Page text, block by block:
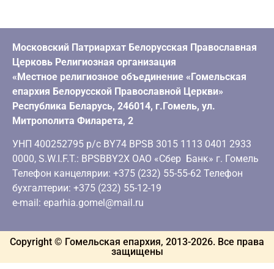
Московский Патриархат Белорусская Православная
Церковь Религиозная организация
«Местное религиозное объединение «Гомельская
епархия Белорусской Православной Церкви»
Республика Беларусь, 246014, г.Гомель, ул.
Митрополита Филарета, 2
УНП 400252795 р/с BY74 BPSB 3015 1113 0401 2933
0000, S.W.I.F.T.: BPSBBY2X ОАО «Сбер Банк» г. Гомель
Телефон канцелярии: +375 (232) 55-55-62 Телефон
бухгалтерии: +375 (232) 55-12-19
e-mail: eparhia.gomel@mail.ru
Copyright © Гомельская епархия, 2013-2026. Все права
защищены